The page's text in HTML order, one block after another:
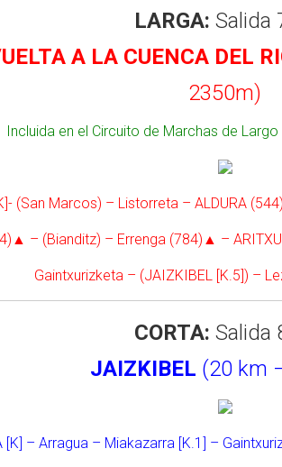
LARGA: Salida
A LA CUENCA DEL
2350m)
Incluida en el Circuito de Marchas de
(San Marcos) – Listorreta – ALDURA
– (Bianditz) – Errenga (784)▲ –
Gaintxurizketa – (JAIZKIBEL [K.5]) –
CORTA: Salida
JAIZKIBEL (20 km
[K] – Arragua – Miakazarra [K.1] –